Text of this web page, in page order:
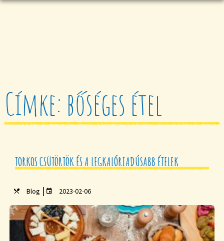
Címke: bőséges étel
TORKOS CSÜTÖRTÖK ÉS A LEGKALÓRIADÚSABB ÉTELEK
Blog | 2023-02-06